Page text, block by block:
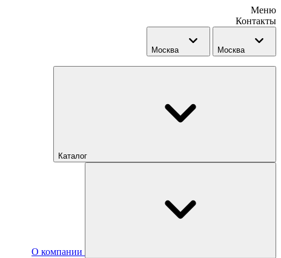
Меню
Контакты
Москва Москва
Каталог
О компании